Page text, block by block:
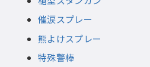
催涙スプレー
熊よけスプレー
特殊警棒